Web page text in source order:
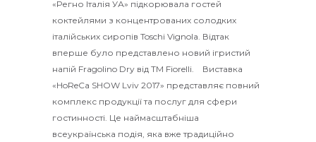
«Регно Італія УА» підкорювала гостей
коктейлями з концентрованих солодких
італійських сиропів Toschi Vignola. Відтак
вперше було представлено новий ігристий
напій Fragolino Dry від ТМ Fiorelli. Виставка
«HoReCa SHOW Lviv 2017» представляє повний
комплекс продукції та послуг для сфери
гостинності. Це наймасштабніша
всеукраїнська подія, яка вже традиційно